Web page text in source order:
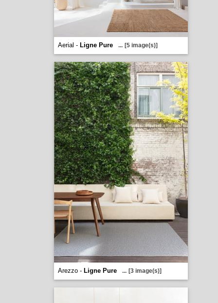
Aerial - Ligne Pure ... [5 image(s)]
Arezzo - Ligne Pure ... [3 image(s)]